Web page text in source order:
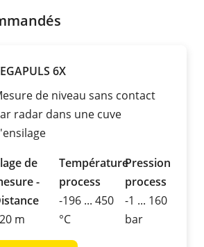
6X
de niveau sans contact
radar dans une cuve
de
-
m
Température
process
-196 ... 450
°C
Pression
process
-1 ... 160
bar